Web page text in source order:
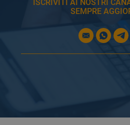
ISCRIVITI AI NOSTRI
SEMPRE